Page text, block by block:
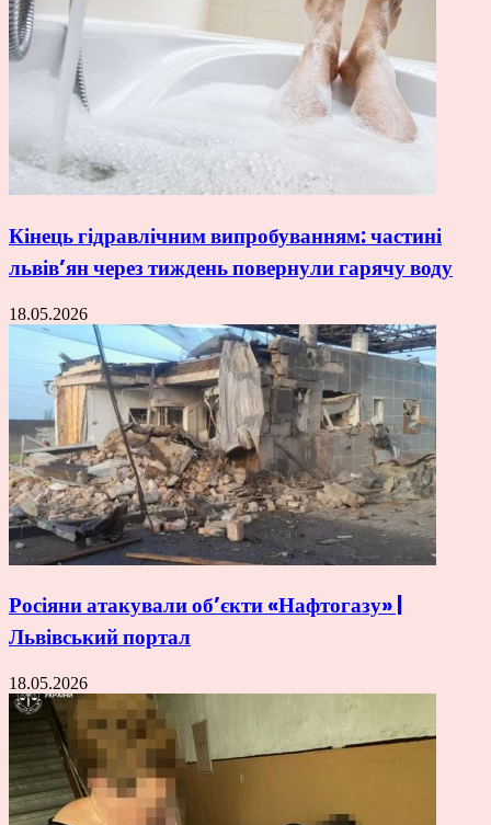
Кінець гідравлічним випробуванням: частині
львів’ян через тиждень повернули гарячу воду
18.05.2026
Росіяни атакували об’єкти «Нафтогазу» |
Львівський портал
18.05.2026